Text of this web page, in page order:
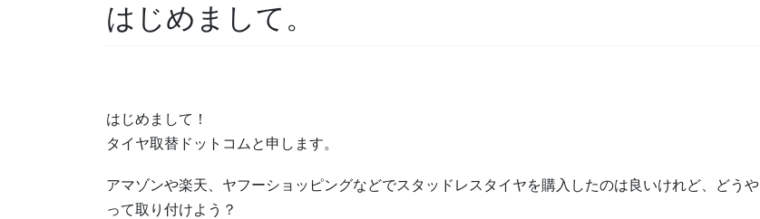
はじめまして。
はじめまして！
タイヤ取替ドットコムと申します。
アマゾンや楽天、ヤフーショッピングなどでスタッドレスタイヤを購入したのは良いけれど、どうや
って取り付けよう？